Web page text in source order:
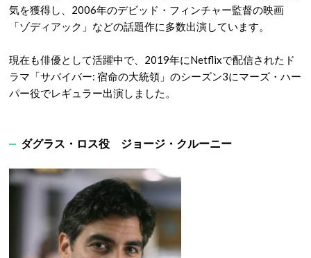
気を獲得し、2006年のデビッド・フィンチャー監督の映画
「ゾディアック」などの話題作に多数出演しています。
現在も俳優として活躍中で、2019年にNetflixで配信されたド
ラマ「サバイバー: 宿命の大統領」のシーズン3にマーズ・ハー
パー役でレギュラー出演しました。
ダグラス・ロス役 ジョージ・クルーニー